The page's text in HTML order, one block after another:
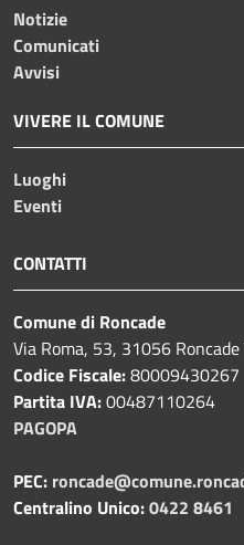
Notizie
Comunicati
Avvisi
VIVERE IL COMUNE
Luoghi
Eventi
CONTATTI
Comune di Roncade
Via Roma, 53, 31056 Roncade
Codice Fiscale:80009430267
Partita IVA:00487110264
PAGOPA
PEC:
Centralino Unico:0422 8461